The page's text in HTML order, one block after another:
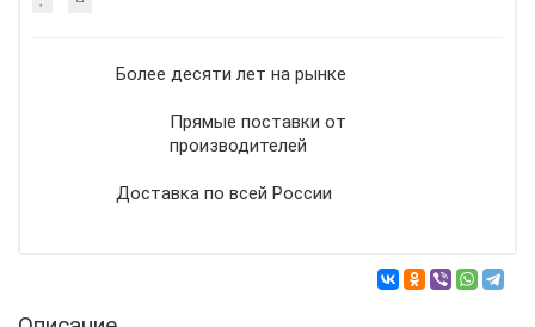
Более десяти лет на рынке
Прямые поставки от
производителей
Доставка по всей России